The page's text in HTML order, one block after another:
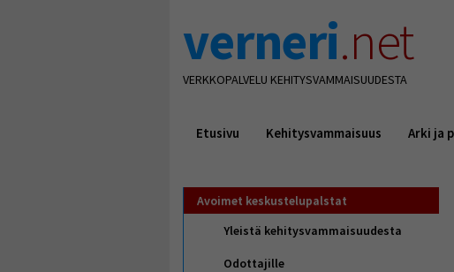
verneri.net
VERKKOPALVELU KEHITYSVAMMAISUUDESTA
Etusivu Kehitysvammaisuus Arki ja
Avoimet keskustelupalstat
Yleistä kehitysvammaisuudesta
Odottajille